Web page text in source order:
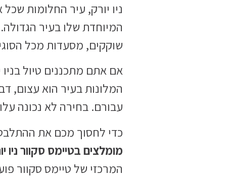
ניו יורק, עיר החלומות
המיוחדת שלו בעיר
שוקקים, מסעדות מכל
אם אתם מתכננים טיול
המלונות בעיר הוא עצום,
עבורם. בחירה לא נכונה
כדי לחסוך מכם את
מומלצים בטיימס סקוור ניו